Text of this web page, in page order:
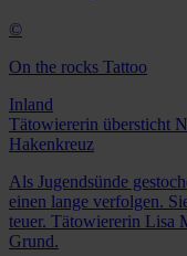
©
On the rocks Tattoo
Inland
Tätowiererin übersticht
Hakenkreuz
Als Jugendsünde
einen lange verfolgen.
teuer. Tätowiererin Lisa
Grund.